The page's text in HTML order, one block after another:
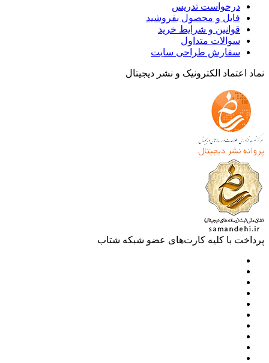
درخواست تدریس
فایل و محصول بفروشید
قوانین و شرایط خرید
سوالات متداول
سفارش طراحی سایت
اعتماد الکترونیک و نشر دیجیتال
با کلیه کارت‌های عضو شبکه شتاب